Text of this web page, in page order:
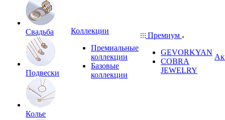
Свадьба
Подвески
Колье
Коллекции
Премиальные
коллекции
Базовые
коллекции
Премиум
GEVORKYAN
COBRA
JEWELRY